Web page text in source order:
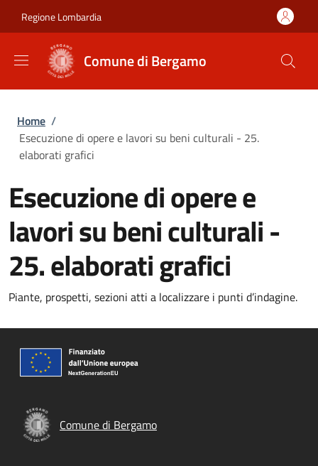
Regione Lombardia
Comune di Bergamo
Briciole di pane
Home /
Esecuzione di opere e lavori su beni culturali - 25.
elaborati grafici
Esecuzione di opere e
lavori su beni culturali -
25. elaborati grafici
Piante, prospetti, sezioni atti a localizzare i punti d’indagine.
Comune di Bergamo